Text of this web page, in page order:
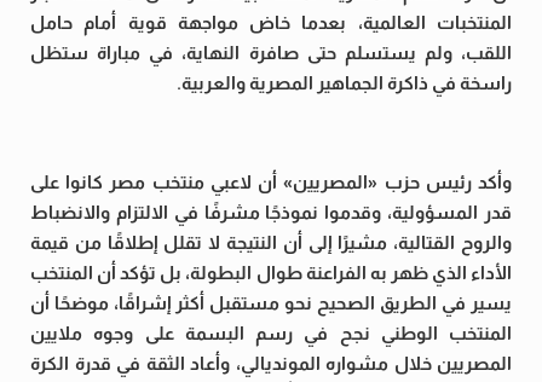
المنتخبات العالمية، بعدما خاض مواجهة قوية أمام حامل
اللقب، ولم يستسلم حتى صافرة النهاية، في مباراة ستظل
راسخة في ذاكرة الجماهير المصرية والعربية.
وأكد رئيس حزب «المصريين» أن لاعبي منتخب مصر كانوا على
قدر المسؤولية، وقدموا نموذجًا مشرفًا في الالتزام والانضباط
والروح القتالية، مشيرًا إلى أن النتيجة لا تقلل إطلاقًا من قيمة
الأداء الذي ظهر به الفراعنة طوال البطولة، بل تؤكد أن المنتخب
يسير في الطريق الصحيح نحو مستقبل أكثر إشراقًا، موضحًا أن
المنتخب الوطني نجح في رسم البسمة على وجوه ملايين
المصريين خلال مشواره المونديالي، وأعاد الثقة في قدرة الكرة